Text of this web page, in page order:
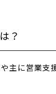
？
主に営業支